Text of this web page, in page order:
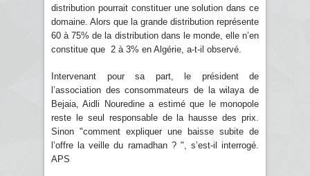
distribution pourrait constituer une solution dans ce
domaine. Alors que la grande distribution représente
60 à 75% de la distribution dans le monde, elle n’en
constitue que 2 à 3% en Algérie, a-t-il observé.
Intervenant pour sa part, le président de
l’association des consommateurs de la wilaya de
Bejaia, Aidli Nouredine a estimé que le monopole
reste le seul responsable de la hausse des prix.
Sinon "comment expliquer une baisse subite de
l’offre la veille du ramadhan ? ", s’est-il interrogé.
APS